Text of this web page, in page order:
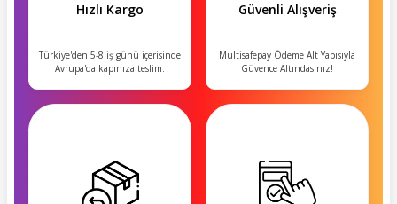
Hızlı Kargo
Türkiye'den 5-8 iş günü içerisinde
Avrupa'da kapınıza teslim.
Güvenli Alışveriş
Multisafepay Ödeme Alt Yapısıyla
Güvence Altındasınız!